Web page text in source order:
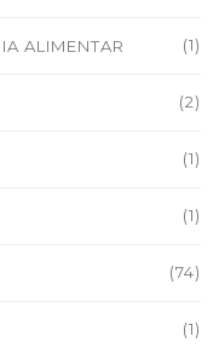
ALIMENTAR (1)
(2)
(1)
(1)
(74)
(1)